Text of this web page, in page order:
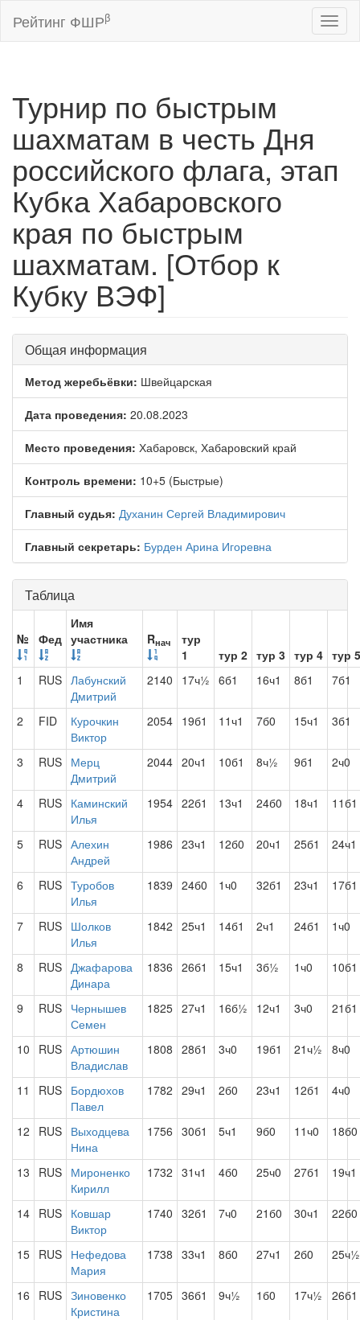
Рейтинг ФШРβ
Турнир по быстрым
шахматам в честь Дня
российского флага, этап
Кубка Хабаровского
края по быстрым
шахматам. [Отбор к
Кубку ВЭФ]
Общая информация
Метод жеребьёвки: Швейцарская
Дата проведения: 20.08.2023
Место проведения: Хабаровск, Хабаровский край
Контроль времени: 10+5 (Быстрые)
Главный судья: Духанин Сергей Владимирович
Главный секретарь: Бурден Арина Игоревна
Таблица
№ Фед
Имя
участника
Rнач
тур
1
тур 2 тур 3 тур 4 тур 5
1
RUS Лабунский
Дмитрий
2140 17ч½ 6б1 16ч1 8б1 7б1
2 FID
Курочкин
Виктор
2054 19б1 11ч1 7б0 15ч1 3б1
3 RUS Мерц
Дмитрий
2044 20ч1 10б1 8ч½ 9б1 2ч0
4 RUS Каминский
Илья
1954 22б1 13ч1 24б0 18ч1 11б1
5 RUS Алехин
Андрей
1986 23ч1 12б0 20ч1 25б1 24ч1
6 RUS Туробов
Илья
1839 24б0 1ч0 32б1 23ч1 17б1
7 RUS Шолков
Илья
1842 25ч1 14б1 2ч1 24б1 1ч0
8 RUS Джафарова
Динара
1836 26б1 15ч1 3б½ 1ч0 10б1
9 RUS Чернышев
Семен
1825 27ч1 16б½ 12ч1 3ч0 21б1
10 RUS Артюшин
Владислав
1808 28б1 3ч0 19б1 21ч½ 8ч0
11 RUS Бордюхов
Павел
1782 29ч1 2б0 23ч1 12б1 4ч0
12 RUS Выходцева
Нина
1756 30б1 5ч1 9б0 11ч0 18б0
13 RUS Мироненко
Кирилл
1732 31ч1 4б0 25ч0 27б1 19ч1
14 RUS Ковшар
Виктор
1740 32б1 7ч0 21б0 30ч1 22б0
15 RUS Нефедова
Мария
1738 33ч1 8б0 27ч1 2б0 25ч½
16 RUS Зиновенко
Кристина
1705 36б1 9ч½ 1б0 17ч½ 26б1